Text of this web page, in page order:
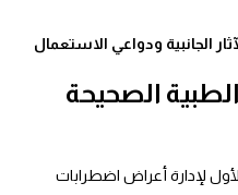
الجانبية ودواعي الاستعمال
الصحيحة
لإدارة أعراض اضطرابات